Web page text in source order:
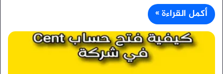
أكمل القراءة »